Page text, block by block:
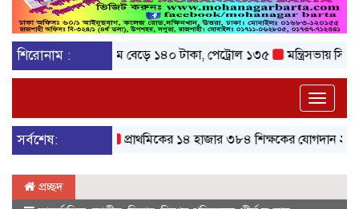
শিরোনাম :
অকটেনের দাম বেড়ে ১৪০ টাকা, পেট্রোল ১৩৫ মন্ত্রিসভায় সিদ্ধান্ত :
Toggle
সর্বশেষ:
প্রাথমিকের ১৪ হাজার ৩৮৪ শিক্ষকের যোগদান ২৯ অক্টোবর
প্রচ্ছদ